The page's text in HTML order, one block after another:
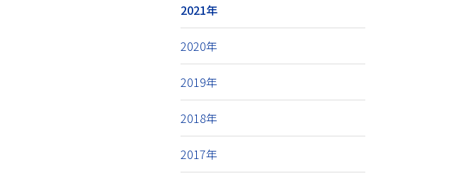
2021年
2020年
2019年
2018年
2017年